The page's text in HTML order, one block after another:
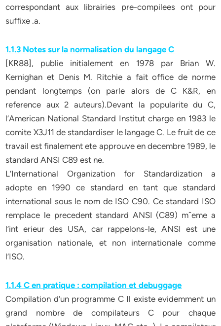
correspondant aux librairies pre-compilees ont pour
suffixe .a.
1.1.3 Notes sur la normalisation du langage C
[KR88], publie initialement en 1978 par Brian W.
Kernighan et Denis M. Ritchie a fait office de norme
pendant longtemps (on parle alors de C K&R, en
reference aux 2 auteurs).Devant la popularite du C,
l’American National Standard Institut charge en 1983 le
comite X3J11 de standardiser le langage C. Le fruit de ce
travail est finalement ete approuve en decembre 1989, le
standard ANSI C89 est ne.
L’International Organization for Standardization a
adopte en 1990 ce standard en tant que standard
international sous le nom de ISO C90. Ce standard ISO
remplace le precedent standard ANSI (C89) mˆeme a
l’int erieur des USA, car rappelons-le, ANSI est une
organisation nationale, et non internationale comme
l’ISO.
1.1.4 C en pratique : compilation et debuggage
Compilation d’un programme C Il existe evidemment un
grand nombre de compilateurs C pour chaque